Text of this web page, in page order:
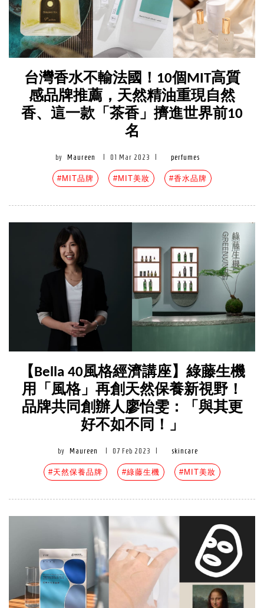
台灣香水不輸法國！10個MIT高質
感品牌推薦，天然精油重現自然
香、這一款「茶香」擠進世界前10
名
by Maureen 01 Mar 2023 perfumes
#MIT品牌 #MIT美妝 #香水品牌
【Bella 40風格經濟講座】綠藤生機
用「風格」再創天然保養新視野！
品牌共同創辦人廖怡雯：「與其更
好不如不同！」
by Maureen 07 Feb 2023 skincare
#天然保養品牌 #綠藤生機 #MIT美妝